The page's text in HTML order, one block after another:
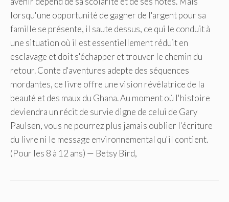
lorsqu'une opportunité de gagner de l'argent pour sa
famille se présente, il saute dessus, ce qui le conduit à
une situation où il est essentiellement réduit en
esclavage et doit s'échapper et trouver le chemin du
retour. Conte d'aventures adepte des séquences
mordantes, ce livre offre une vision révélatrice de la
beauté et des maux du Ghana. Au moment où l'histoire
deviendra un récit de survie digne de celui de Gary
Paulsen, vous ne pourrez plus jamais oublier l'écriture
du livre ni le message environnemental qu'il contient.
(Pour les 8 à 12 ans) — Betsy Bird,